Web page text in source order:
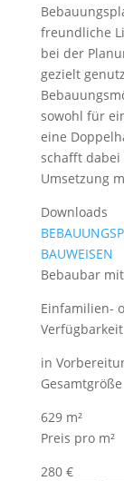
freundliche
bei der
gezielt
sowohl für
eine
schafft
Umsetzung
Downloads
BAUWEISEN
Bebaubar mit
Einfamilien-
Verfügbarkeit
in
Gesamtgröße
629 m²
Preis pro m²
280 €